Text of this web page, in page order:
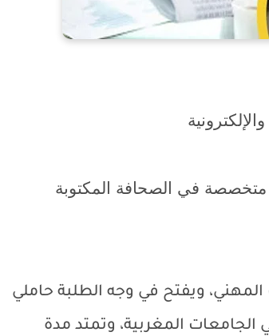
متخصصة في الصحافة المكتوبة
المهني، ويفتح في وجه الطلبة حاملي
المغربية، وتمتد مدة